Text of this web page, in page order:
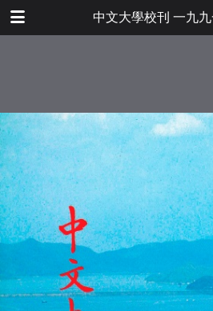
中文大學校刊 一九九
bulletin202001tc.pdf 7.2
目录
本校大量研究計劃獲政府資助
敎育學院新發展
工程學院正式成立
中國考古藝術硏究中心近期活動——
田野考古發掘